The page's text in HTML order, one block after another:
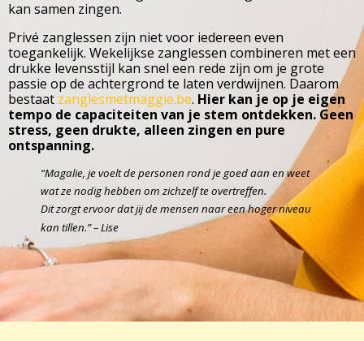
kan samen zingen.
Privé zanglessen zijn niet voor iedereen even
toegankelijk. Wekelijkse zanglessen combineren met een
drukke levensstijl kan snel een rede zijn om je grote
passie op de achtergrond te laten verdwijnen. Daarom
bestaat zanglesmetmaggie.be. Hier kan je op je eigen
tempo de capaciteiten van je stem ontdekken. Geen
stress, geen drukte, alleen zingen en pure
ontspanning.
“Magalie, je voelt de personen rond je goed aan en weet
wat ze nodig hebben om zichzelf te overtreffen.
Dit zorgt ervoor dat jij de mensen naar een hoger niveau
kan tillen.” – Lise